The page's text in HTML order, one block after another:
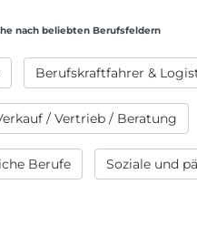
nach beliebten Berufsfeldern
Berufskraftfahrer &
/ Vertrieb / Beratung
Berufe Soziale und